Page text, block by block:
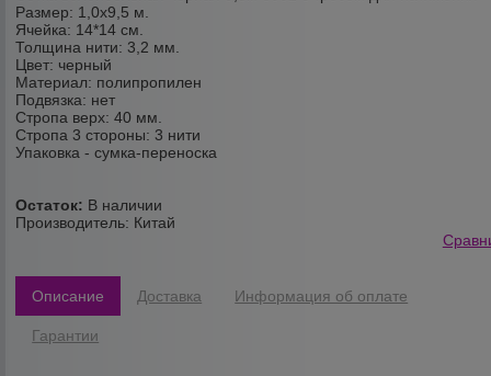
Размер: 1,0х9,5 м.
Ячейка: 14*14 см.
Толщина нити: 3,2 мм.
Цвет: черный
Материал: полипропилен
Подвязка: нет
Стропа верх: 40 мм.
Стропа 3 стороны: 3 нити
Упаковка - сумка-переноска
Остаток: В наличии
Производитель: Китай
Описание Доставка Информация об оплате
Гарантии